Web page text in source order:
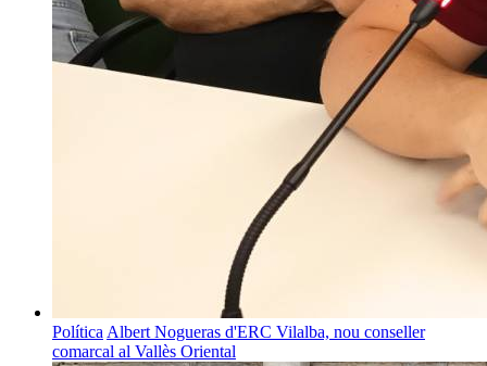
Política Albert Nogueras d'ERC Vilalba, nou conseller
comarcal al Vallès Oriental